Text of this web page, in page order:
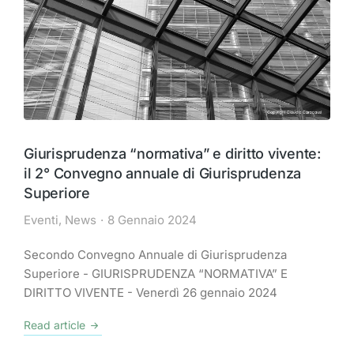
Giurisprudenza “normativa” e diritto vivente:
il 2° Convegno annuale di Giurisprudenza
Superiore
Eventi, News 8 Gennaio 2024
Secondo Convegno Annuale di Giurisprudenza
Superiore - GIURISPRUDENZA “NORMATIVA” E
DIRITTO VIVENTE - Venerdì 26 gennaio 2024
Read article